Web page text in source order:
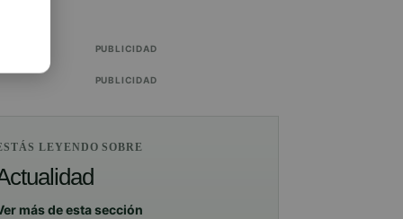
PUBLICIDAD
PUBLICIDAD
LEYENDO SOBRE
más de esta sección